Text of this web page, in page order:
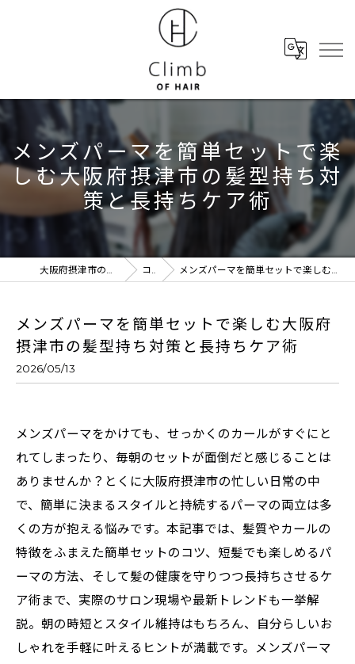
メンズパーマを簡単セットで楽
しむ大阪府摂津市の髪型持ち対
策と長持ちケア術
大阪府摂津市の美容室ならClimb of hair コラム メンズパーマを簡単セットで楽しむ大阪府摂津市の髪型持ち対策と長持ちケア術
メンズパーマを簡単セットで楽しむ大阪府
摂津市の髪型持ち対策と長持ちケア術
2026/05/13
メンズパーマをかけても、せっかくのカールがすぐにと
れてしまったり、毎朝のセットが面倒だと感じることは
ありませんか？とくに大阪府摂津市の忙しい日常の中
で、簡単に決まるスタイルと持続するパーマの両立は多
くの方が抱える悩みです。本記事では、髪質やカールの
特徴をふまえた簡単セットのコツ、短髪でも楽しめるパ
ーマの方法、そして髪の健康を守りつつ長持ちさせるケ
ア術まで、実際のサロン現場や最新トレンドも一挙解
説。朝の時短とスタイル維持はもちろん、自分らしいお
しゃれを手軽に叶えるヒントが満載です。メンズパーマ